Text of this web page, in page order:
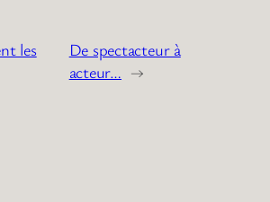
les
De spectacteur à
acteur… →